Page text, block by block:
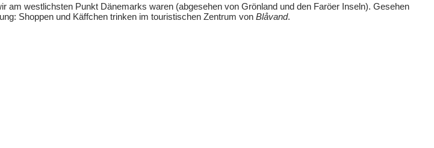
am westlichsten Punkt Dänemarks waren (abgesehen von Grönland und den Faröer Inseln). Gesehen
Shoppen und Käffchen trinken im touristischen Zentrum von Blåvand.